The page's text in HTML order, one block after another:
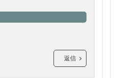
返信